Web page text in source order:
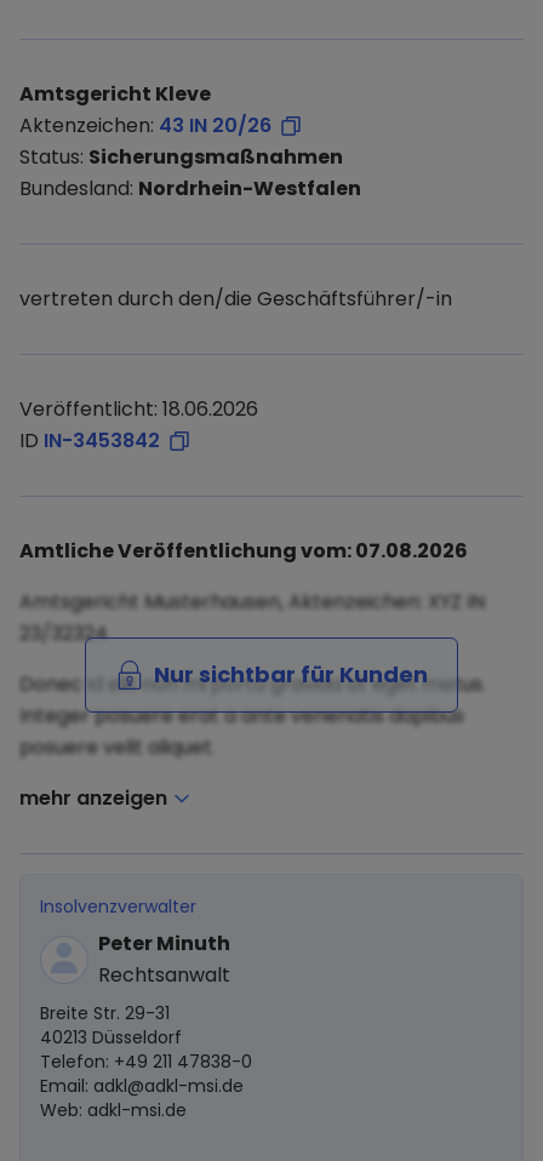
Amtsgericht Kleve
Aktenzeichen: 43 IN 20/26
Status: Sicherungsmaßnahmen
Bundesland: Nordrhein-Westfalen
vertreten durch den/die Geschäftsführer/-in
Veröffentlicht: 18.06.2026
ID IN-3453842
Amtliche Veröffentlichung vom: 07.08.2026
Amtsgericht Musterhausen, Aktenzeichen: XYZ IN
23/32324
Donec id elit non mi porta gravida at eget metus.
Integer posuere erat a ante venenatis dapibus
posuere velit aliquet.
Nur sichtbar für Kunden
mehr anzeigen
Insolvenzverwalter
Peter Minuth
Rechtsanwalt
Breite Str. 29-31
40213 Düsseldorf
Telefon: +49 211 47838-0
Email: adkl@adkl-msi.de
Web: adkl-msi.de